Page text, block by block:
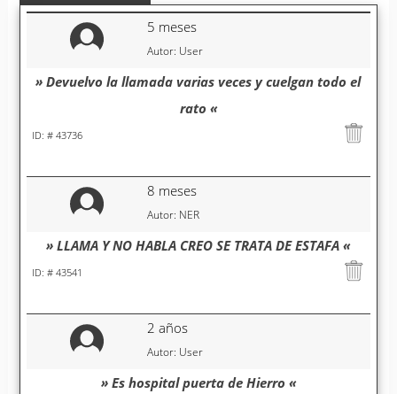
Autor: User
5 meses
ID: # 43736
» Devuelvo la llamada varias veces y cuelgan todo el
rato «
Autor: NER
8 meses
ID: # 43541
» LLAMA Y NO HABLA CREO SE TRATA DE ESTAFA «
Autor: User
2 años
» Es hospital puerta de Hierro «